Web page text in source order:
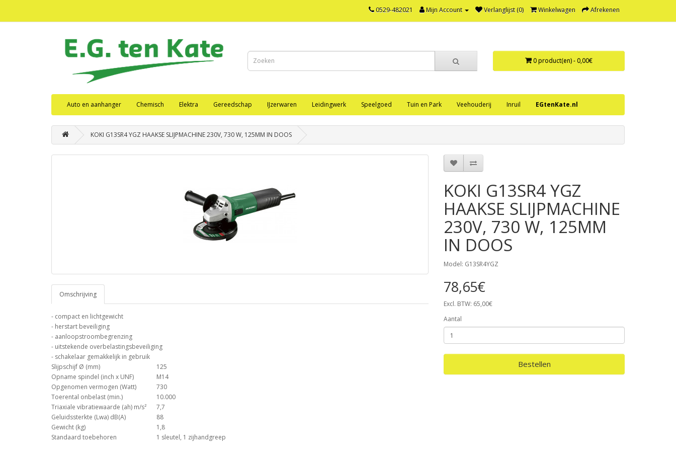
0529-482021 Mijn Account Verlanglijst (0) Winkelwagen Afrekenen
0 product(en) - 0,00€
Auto en aanhanger Chemisch Elektra Gereedschap IJzerwaren Leidingwerk Speelgoed Tuin en Park Veehouderij Inruil EGtenKate.nl
KOKI G13SR4 YGZ HAAKSE SLIJPMACHINE 230V, 730 W, 125MM IN DOOS
Omschrijving
- compact en lichtgewicht
- herstart beveiliging
- aanloopstroombegrenzing
- uitstekende overbelastingsbeveiliging
- schakelaar gemakkelijk in gebruik
Slijpschijf Ø (mm)
125
Opname spindel (inch x UNF)
M14
Opgenomen vermogen (Watt)
730
Toerental onbelast (min.)
10.000
Triaxiale vibratiewaarde (ah) m/s²
7,7
Geluidssterkte (Lwa) dB(A)
88
Gewicht (kg)
1,8
Standaard toebehoren
1 sleutel, 1 zijhandgreep
KOKI G13SR4 YGZ
HAAKSE SLIJPMACHINE
230V, 730 W, 125MM
IN DOOS
Model: G13SR4YGZ
78,65€
Excl. BTW: 65,00€
Aantal
Bestellen